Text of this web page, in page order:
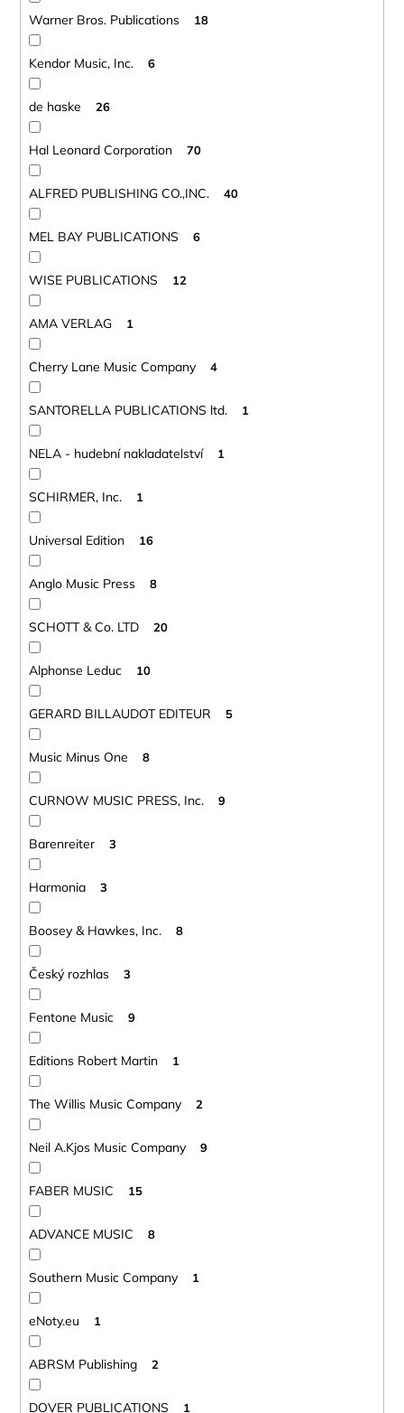
Warner Bros. Publications 18
Kendor Music, Inc. 6
de haske 26
Hal Leonard Corporation 70
ALFRED PUBLISHING CO.,INC. 40
MEL BAY PUBLICATIONS 6
WISE PUBLICATIONS 12
AMA VERLAG 1
Cherry Lane Music Company 4
SANTORELLA PUBLICATIONS ltd. 1
NELA - hudební nakladatelství 1
SCHIRMER, Inc. 1
Universal Edition 16
Anglo Music Press 8
SCHOTT & Co. LTD 20
Alphonse Leduc 10
GERARD BILLAUDOT EDITEUR 5
Music Minus One 8
CURNOW MUSIC PRESS, Inc. 9
Barenreiter 3
Harmonia 3
Boosey & Hawkes, Inc. 8
Český rozhlas 3
Fentone Music 9
Editions Robert Martin 1
The Willis Music Company 2
Neil A.Kjos Music Company 9
FABER MUSIC 15
ADVANCE MUSIC 8
Southern Music Company 1
eNoty.eu 1
ABRSM Publishing 2
DOVER PUBLICATIONS 1